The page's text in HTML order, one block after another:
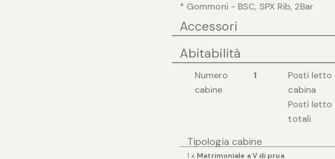
* Gommoni - BSC, SPX Rib, 2Bar
Accessori
Abitabilità
Numero
cabine
1
Posti letto
cabina
Posti letto
totali
Tipologia cabine
1 x Matrimoniale a V di prua